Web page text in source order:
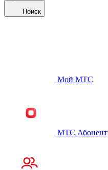
Поиск
Мой МТС
МТС Абонент